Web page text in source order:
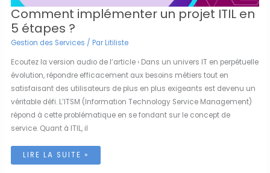
Comment implémenter un projet ITIL en
5 étapes ?
Gestion des Services / ParLitiliste
Ecoutez la version audio de l’article › Dans un univers IT en perpétuelle
évolution, répondre efficacement aux besoins métiers tout en
satisfaisant des utilisateurs de plus en plus exigeants est devenu un
véritable défi. L’ITSM (Information Technology Service Management)
répond à cette problématique en se fondant sur le concept de
service. Quant à ITIL, il
COMMENT
UN
LIRE LA SUITE »